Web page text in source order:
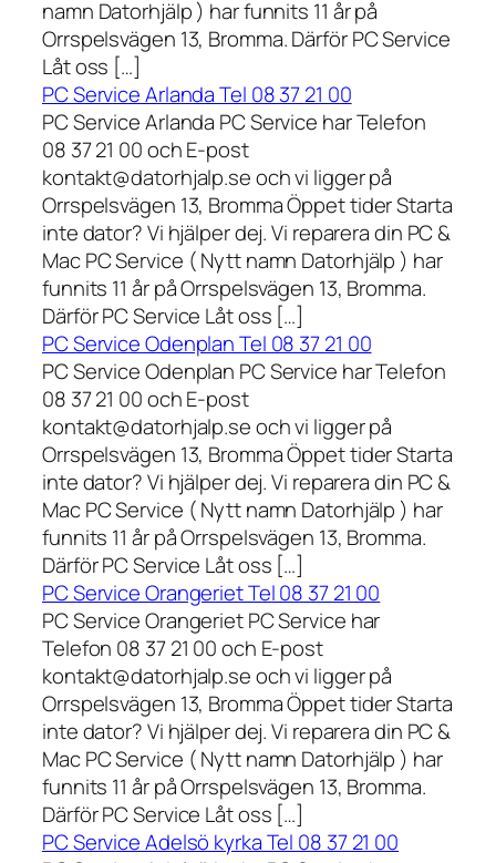
namn Datorhjälp ) har funnits 11 år på
Orrspelsvägen 13, Bromma. Därför PC Service
Låt oss […]
PC Service Arlanda Tel 08 37 21 00
PC Service Arlanda PC Service har Telefon
08 37 21 00 och E-post
kontakt@datorhjalp.se och vi ligger på
Orrspelsvägen 13, Bromma Öppet tider Starta
inte dator? Vi hjälper dej. Vi reparera din PC &
Mac PC Service ( Nytt namn Datorhjälp ) har
funnits 11 år på Orrspelsvägen 13, Bromma.
Därför PC Service Låt oss […]
PC Service Odenplan Tel 08 37 21 00
PC Service Odenplan PC Service har Telefon
08 37 21 00 och E-post
kontakt@datorhjalp.se och vi ligger på
Orrspelsvägen 13, Bromma Öppet tider Starta
inte dator? Vi hjälper dej. Vi reparera din PC &
Mac PC Service ( Nytt namn Datorhjälp ) har
funnits 11 år på Orrspelsvägen 13, Bromma.
Därför PC Service Låt oss […]
PC Service Orangeriet Tel 08 37 21 00
PC Service Orangeriet PC Service har
Telefon 08 37 21 00 och E-post
kontakt@datorhjalp.se och vi ligger på
Orrspelsvägen 13, Bromma Öppet tider Starta
inte dator? Vi hjälper dej. Vi reparera din PC &
Mac PC Service ( Nytt namn Datorhjälp ) har
funnits 11 år på Orrspelsvägen 13, Bromma.
Därför PC Service Låt oss […]
PC Service Adelsö kyrka Tel 08 37 21 00